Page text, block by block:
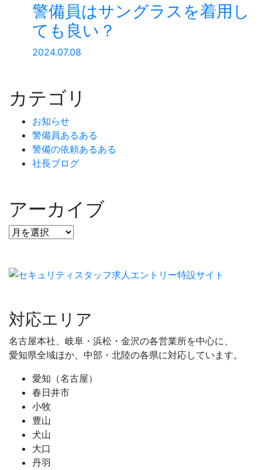
警備員はサングラスを着用し
ても良い？
2024.07.08
カテゴリ
お知らせ
警備員あるある
警備の依頼あるある
社長ブログ
アーカイブ
対応エリア
名古屋本社、岐阜・浜松・金沢の各営業所を中心に、
愛知県全域ほか、中部・北陸の各県に対応しています。
愛知（名古屋）
春日井市
小牧
豊山
犬山
大口
丹羽